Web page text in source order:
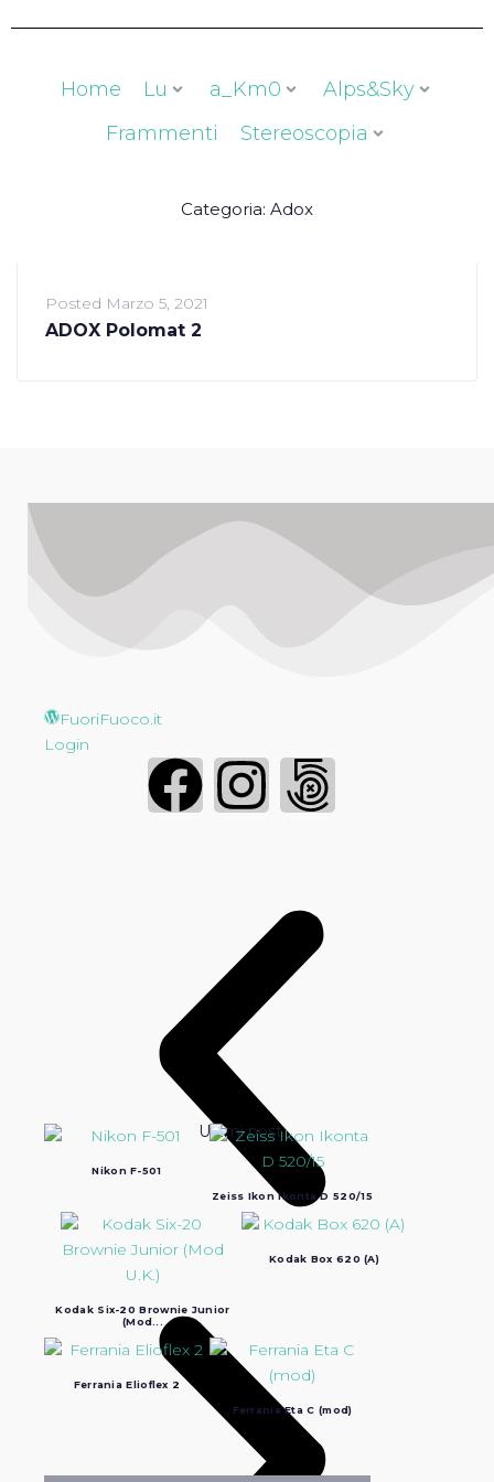
Home Lu a_Km0
Alps&Sky
Frammenti
Stereoscopia
Categoria: Adox
Posted Marzo 5, 2021
ADOX Polomat 2
FuoriFuoco.it
Login
Ultimi post:
Nikon F-501
Zeiss Ikon Ikonta D 520/15
Kodak Six-20 Brownie Junior
(Mod...
Kodak Box 620 (A)
Ferrania Elioflex 2
Ferrania Eta C (mod)